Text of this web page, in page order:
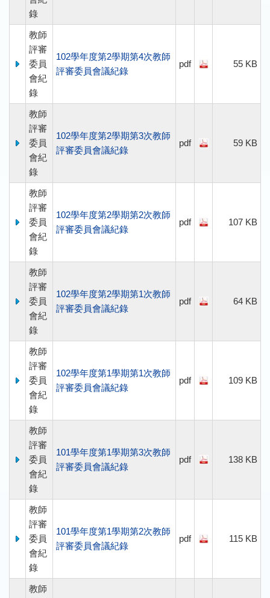
錄
教師
評審
委員
會紀
錄
102學年度第2學期第4次教師
評審委員會議紀錄
pdf 55 KB
教師
評審
委員
會紀
錄
102學年度第2學期第3次教師
評審委員會議紀錄
pdf 59 KB
教師
評審
委員
會紀
錄
102學年度第2學期第2次教師
評審委員會議紀錄
pdf 107 KB
教師
評審
委員
會紀
錄
102學年度第2學期第1次教師
評審委員會議紀錄
pdf 64 KB
教師
評審
委員
會紀
錄
102學年度第1學期第1次教師
評審委員會議紀錄
pdf 109 KB
教師
評審
委員
會紀
錄
101學年度第1學期第3次教師
評審委員會議紀錄
pdf 138 KB
教師
評審
委員
會紀
錄
101學年度第1學期第2次教師
評審委員會議紀錄
pdf 115 KB
教師